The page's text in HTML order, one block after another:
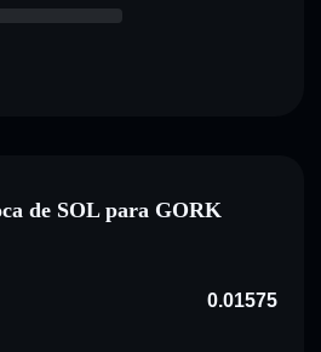
de SOL para GORK